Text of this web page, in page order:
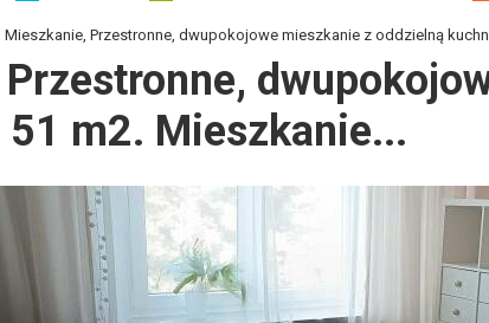
Mieszkanie, Przestronne, dwupokojowe mieszkanie z oddzielną
m2. Mieszkanie...